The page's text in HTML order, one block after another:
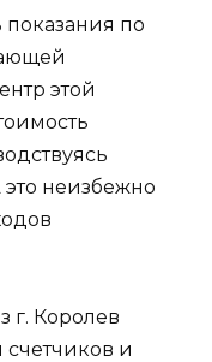
по
этой
неизбежно
г. Королев
и